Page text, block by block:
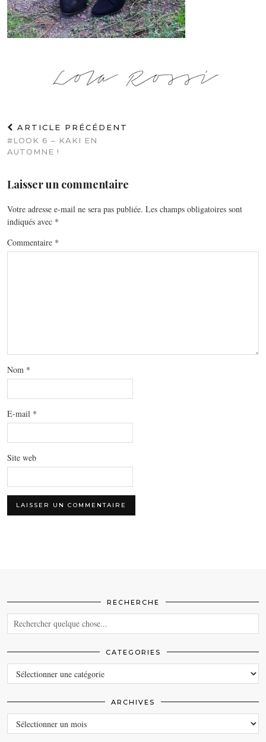
ARTICLE PRÉCÉDENT
#LOOK 6 – KAKI EN
AUTOMNE !
Laisser un commentaire
Votre adresse e-mail ne sera pas publiée. Les champs obligatoires sont
indiqués avec *
Commentaire *
Nom *
E-mail *
Site web
RECHERCHE
CATEGORIES
CATEGORIES
ARCHIVES
ARCHIVES